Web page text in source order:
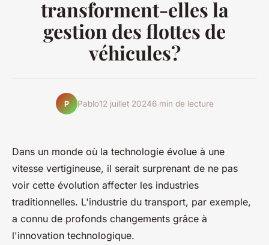
transforment-elles la
gestion des flottes de
véhicules?
P Pablo12 juillet 20246 min de lecture
Dans un monde où la technologie évolue à une
vitesse vertigineuse, il serait surprenant de ne pas
voir cette évolution affecter les industries
traditionnelles. L'industrie du transport, par exemple,
a connu de profonds changements grâce à
l'innovation technologique.